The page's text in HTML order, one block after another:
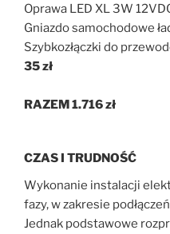
Oprawa LED XL 3W
Gniazdo samochodowe
Szybkozłączki do
35 zł
RAZEM 1.716 zł
CZAS I TRUDNOŚĆ
Wykonanie instalacji
fazy, w zakresie
Jednak podstawowe